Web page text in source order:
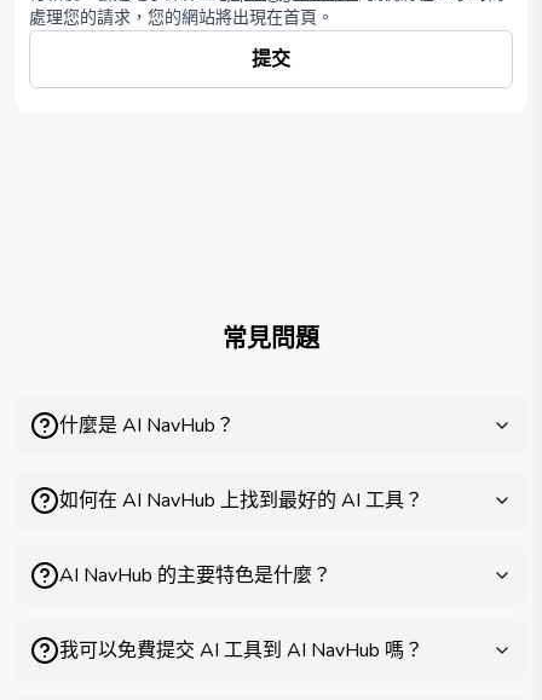
處理您的請求，您的網站將出現在首頁。
提交
常見問題
什麼是 AI NavHub？
如何在 AI NavHub 上找到最好的 AI 工具？
AI NavHub 的主要特色是什麼？
我可以免費提交 AI 工具到 AI NavHub 嗎？